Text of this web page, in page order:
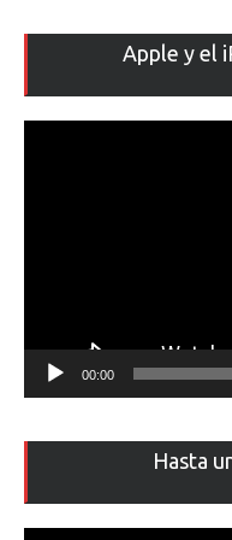
Apple y el
00:00
Hasta